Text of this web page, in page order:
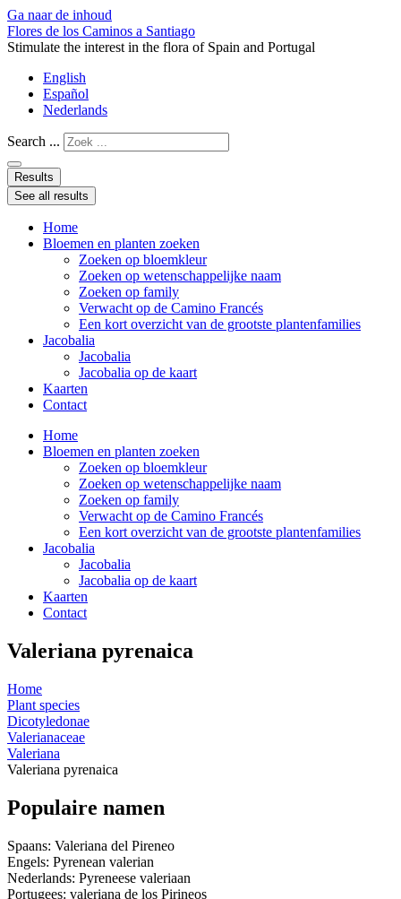
Ga naar de inhoud
Flores de los Caminos a Santiago
Stimulate the interest in the flora of Spain and Portugal
English
Español
Nederlands
Search ...
Results
See all results
Home
Bloemen en planten zoeken
Zoeken op bloemkleur
Zoeken op wetenschappelijke naam
Zoeken op family
Verwacht op de Camino Francés
Een kort overzicht van de grootste plantenfamilies
Jacobalia
Jacobalia
Jacobalia op de kaart
Kaarten
Contact
Home
Bloemen en planten zoeken
Zoeken op bloemkleur
Zoeken op wetenschappelijke naam
Zoeken op family
Verwacht op de Camino Francés
Een kort overzicht van de grootste plantenfamilies
Jacobalia
Jacobalia
Jacobalia op de kaart
Kaarten
Contact
Valeriana pyrenaica
Home
Plant species
Dicotyledonae
Valerianaceae
Valeriana
Valeriana pyrenaica
Populaire namen
Spaans: Valeriana del Pireneo
Engels: Pyrenean valerian
Nederlands: Pyreneese valeriaan
Portugees: valeriana de los Pirineos